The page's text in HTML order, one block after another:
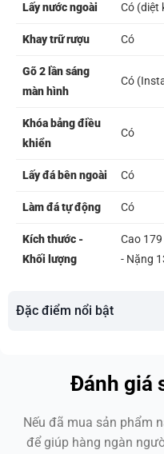
Lấy nước ngoài Có (diệt
Khay trữ rượu Có
Gõ 2 lần sáng
màn hình
Có
Khóa bảng điều
khiển
Có
Lấy đá bên ngoài Có
Làm đá tự động Có
Kích thước -
Khối lượng
Cao
- Nặng
Đặc điểm nổi bật
Đánh giá
Nếu đã mua sản phẩm
để giúp hàng ngàn